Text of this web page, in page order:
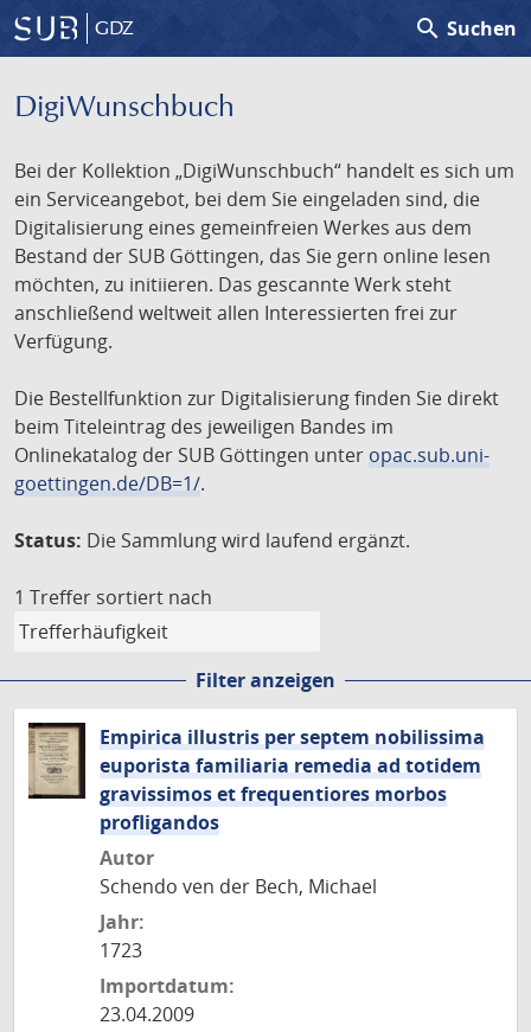
GDZ search Suchen
DigiWunschbuch
Bei der Kollektion „DigiWunschbuch“ handelt es sich um
ein Serviceangebot, bei dem Sie eingeladen sind, die
Digitalisierung eines gemeinfreien Werkes aus dem
Bestand der SUB Göttingen, das Sie gern online lesen
möchten, zu initiieren. Das gescannte Werk steht
anschließend weltweit allen Interessierten frei zur
Verfügung.
Die Bestellfunktion zur Digitalisierung finden Sie direkt
beim Titeleintrag des jeweiligen Bandes im
Onlinekatalog der SUB Göttingen unter opac.sub.uni-
goettingen.de/DB=1/.
Status: Die Sammlung wird laufend ergänzt.
1 Treffer sortiert nach
Filter anzeigen
Empirica illustris per septem nobilissima
euporista familiaria remedia ad totidem
gravissimos et frequentiores morbos
profligandos
Autor
Schendo ven der Bech, Michael
Jahr:
1723
Importdatum:
23.04.2009